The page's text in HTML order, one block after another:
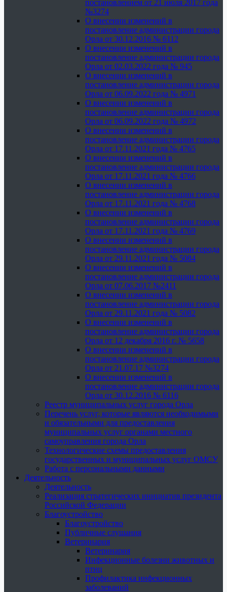
постановлением от 21 июля 2017 года
№3274
О внесении изменений в
постановление администрации города
Орла от 30.12.2016 № 6112
О внесении изменений в
постановление администрации города
Орла от 02.03.2022 года № 945
О внесении изменений в
постановление администрации города
Орла от 06.09.2022 года № 4971
О внесении изменений в
постановление администрации города
Орла от 06.09.2022 года № 4972
О внесении изменений в
постановление администрации города
Орла от 17.11.2021 года № 4765
О внесении изменений в
постановление администрации города
Орла от 17.11.2021 года № 4766
О внесении изменений в
постановление администрации города
Орла от 17.11.2021 года № 4768
О внесении изменений в
постановление администрации города
Орла от 17.11.2021 года № 4769
О внесении изменений в
постановление администрации города
Орла от 29.11.2021 года № 5084
О внесении изменений в
постановление администрации города
Орла от 07.06.2017 №2411
О внесении изменений в
постановление администрации города
Орла от 29.11.2021 года № 5082
О внесении изменений в
постановление администрации города
Орла от 12 декабря 2016 г. № 5658
О внесении изменений в
постановление администрации города
Орла от 21.07.17 №3274
О внесении изменений в
постановление администрации города
Орла от 30.12.2016 № 6116
Реестр муниципальных услуг города Орла
Перечень услуг, которые являются необходимыми
и обязательными для предоставления
муниципальных услуг органами местного
самоуправления города Орла
Технологические схемы предоставления
государственных и муниципальных услуг ОМСУ
Работа с персональными данными
Деятельность
Деятельность
Реализация стратегических инициатив президента
Российской Федерации
Благоустройство
Благоустройство
Публичные слушания
Ветеринария
Ветеринария
Инфекционные болезни животных и
птиц
Профилактика инфекционных
заболеваний